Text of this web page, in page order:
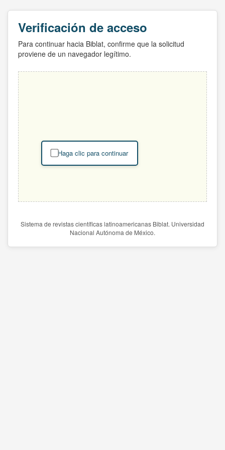
Verificación de acceso
Para continuar hacia Biblat, confirme que la solicitud
proviene de un navegador legítimo.
Haga clic para continuar
Sistema de revistas científicas latinoamericanas Biblat. Universidad
Nacional Autónoma de México.